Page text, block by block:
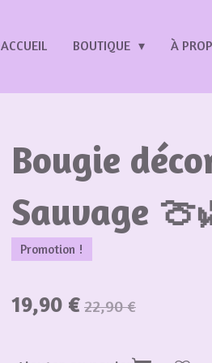
ACCUEIL BOUTIQUE À
Bougie
Sauvage
Promotion !
19,90 € 22,90 €